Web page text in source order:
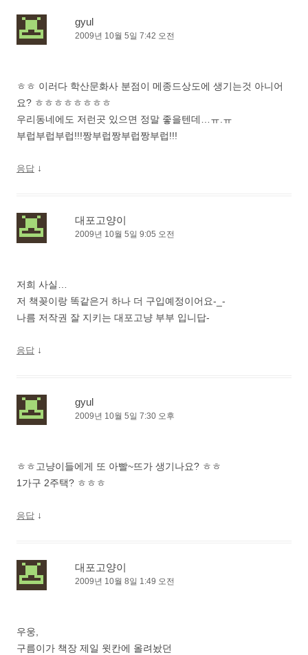
gyul
2009년 10월 5일 7:42 오전
ㅎㅎ 이러다 학산문화사 분점이 메종드상도에 생기는것 아니어
요? ㅎㅎㅎㅎㅎㅎㅎㅎ
우리동네에도 저런곳 있으면 정말 좋을텐데…ㅠ.ㅠ
부럽부럽부럽!!!짱부럽짱부럽짱부럽!!!
응답 ↓
대포고양이
2009년 10월 5일 9:05 오전
저희 사실…
저 책꽂이랑 똑같은거 하나 더 구입예정이어요-_-
나름 저작권 잘 지키는 대포고냥 부부 입니답-
응답 ↓
gyul
2009년 10월 5일 7:30 오후
ㅎㅎ고냥이들에게 또 아빨~뜨가 생기나요? ㅎㅎ
1가구 2주택? ㅎㅎㅎ
응답 ↓
대포고양이
2009년 10월 8일 1:49 오전
우웅,
구름이가 책장 제일 윗칸에 올려놨던